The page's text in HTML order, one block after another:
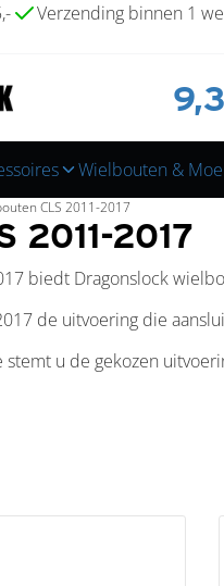
Verzending binnen 1
9,3
Wielbouten &
CLS 2011-2017
2011-2017
biedt Dragonslock
de uitvoering die
u de gekozen